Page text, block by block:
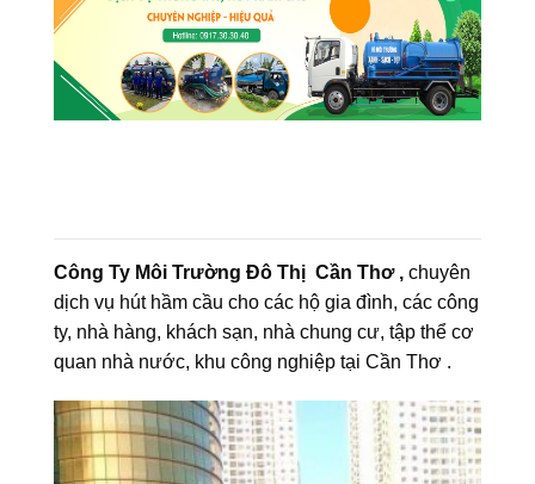
Công Ty Môi Trường Đô Thị Cần Thơ , chuyên
dịch vụ hút hầm cầu cho các hộ gia đình, các công
ty, nhà hàng, khách sạn, nhà chung cư, tập thể cơ
quan nhà nước, khu công nghiệp tại Cần Thơ .